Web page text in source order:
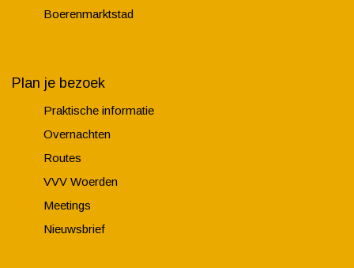
Boerenmarktstad
Plan je bezoek
Praktische informatie
Overnachten
Routes
VVV Woerden
Meetings
Nieuwsbrief